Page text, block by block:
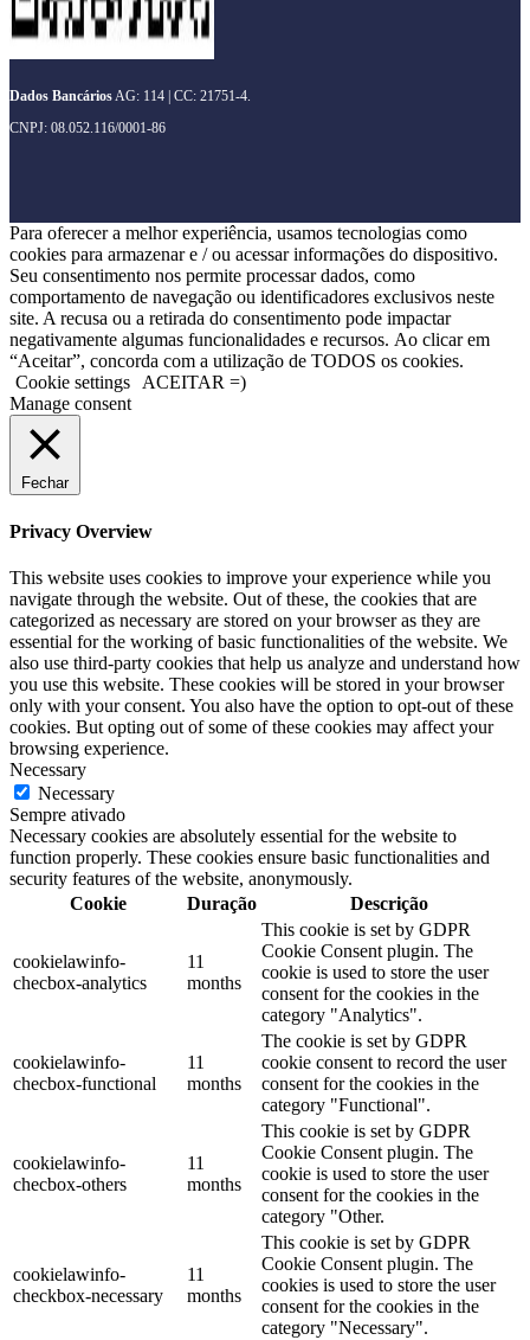
Dados BancáriosAG: 114 | CC: 21751-4.
CNPJ: 08.052.116/0001-86
Para oferecer a melhor experiência, usamos tecnologias como
cookies para armazenar e / ou acessar informações do dispositivo.
Seu consentimento nos permite processar dados, como
comportamento de navegação ou identificadores exclusivos neste
site. A recusa ou a retirada do consentimento pode impactar
negativamente algumas funcionalidades e recursos. Ao clicar em
“Aceitar”, concorda com a utilização de TODOS os cookies.
Cookie settings
ACEITAR =)
Manage consent
Fechar
Privacy Overview
This website uses cookies to improve your experience while you
navigate through the website. Out of these, the cookies that are
categorized as necessary are stored on your browser as they are
essential for the working of basic functionalities of the website. We
also use third-party cookies that help us analyze and understand how
you use this website. These cookies will be stored in your browser
only with your consent. You also have the option to opt-out of these
cookies. But opting out of some of these cookies may affect your
browsing experience.
Necessary
Necessary
Sempre ativado
Necessary cookies are absolutely essential for the website to
function properly. These cookies ensure basic functionalities and
security features of the website, anonymously.
Cookie
Duração Descrição
cookielawinfo-
checbox-analytics
11
months
This cookie is set by GDPR
Cookie Consent plugin. The
cookie is used to store the user
consent for the cookies in the
category "Analytics".
cookielawinfo-
checbox-functional
11
months
The cookie is set by GDPR
cookie consent to record the user
consent for the cookies in the
category "Functional".
cookielawinfo-
checbox-others
11
months
This cookie is set by GDPR
Cookie Consent plugin. The
cookie is used to store the user
consent for the cookies in the
category "Other.
cookielawinfo-
checkbox-necessary
11
months
This cookie is set by GDPR
Cookie Consent plugin. The
cookies is used to store the user
consent for the cookies in the
category "Necessary".